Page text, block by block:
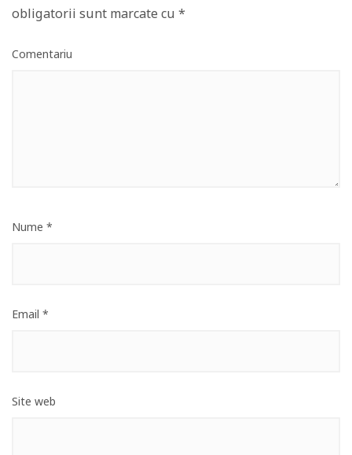
obligatorii sunt marcate cu *
Comentariu
Nume *
Email *
Site web